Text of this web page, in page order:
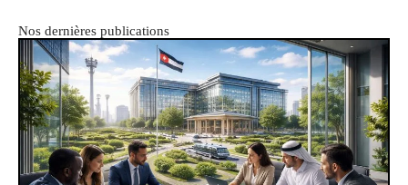
Nos dernières publications